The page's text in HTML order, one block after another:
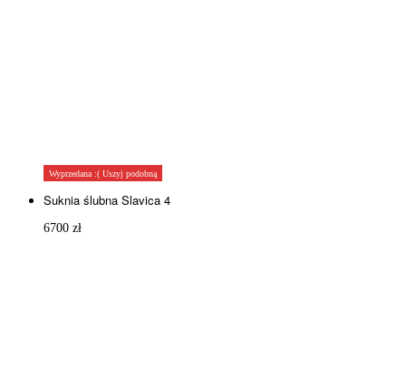
Wyprzedana :( Uszyj podobną
Suknia ślubna Slavica 4
6700 zł